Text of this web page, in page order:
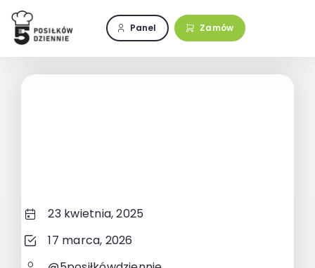
Przejdź
zawartości
Panel Zamów
23 kwietnia, 2025
17 marca, 2026